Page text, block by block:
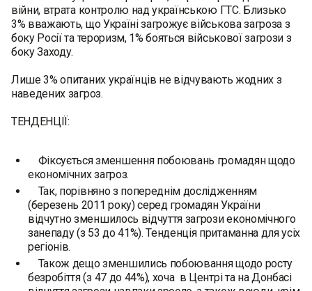
війни, втрата контролю над українською ГТС. Близько
3% вважають, що Україні загрожує військова загроза з
боку Росії та тероризм, 1% бояться військової загрози з
боку Заходу.
Лише 3% опитаних українців не відчувають жодних з
наведених загроз.
ТЕНДЕНЦІЇ:
Фіксується зменшення побоювань громадян щодо
економічних загроз.
Так, порівняно з попереднім дослідженням
(березень 2011 року) серед громадян України
відчутно зменшилось відчуття загрози економічного
занепаду (з 53 до 41%). Тенденція притаманна для усіх
регіонів.
Також дещо зменшились побоювання щодо росту
безробіття (з 47 до 44%), хоча в Центрі та на Донбасі